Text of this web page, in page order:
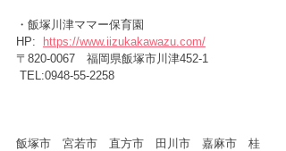
・飯塚川津ママー保育園
HP:
https://www.iizukakawazu.com/
〒820-0067　福岡県飯塚市川津452-1
TEL:0948-55-2258
飯塚市　宮若市　直方市　田川市　嘉麻市　桂